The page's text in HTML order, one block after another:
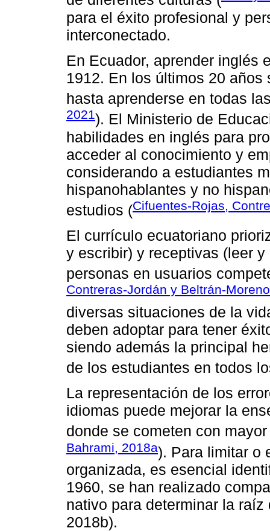
para el éxito profesional y
interconectado.
En Ecuador, aprender inglés
1912. En los últimos 20
hasta aprenderse en todas
2021). El Ministerio de
habilidades en inglés para
acceder al conocimiento y
considerando a estudiantes
hispanohablantes y no
estudios (Cifuentes-Rojas,
El currículo ecuatoriano
y escribir) y receptivas (leer
personas en usuarios
Contreras-Jordán y Beltrán-
diversas situaciones de la
deben adoptar para tener
siendo además la principal
de los estudiantes en todos
La representación de los
idiomas puede mejorar la
donde se cometen con
Bahrami, 2018a). Para limitar o
organizada, es esencial
1960, se han realizado
nativo para determinar la
2018b).